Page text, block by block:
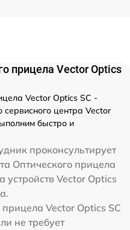
прицела Vector Optics
Vector Optics SC -
центра Vector
быстро и
проконсультирует
Оптического прицела
устройств Vector Optics
Vector Optics SC
не требует